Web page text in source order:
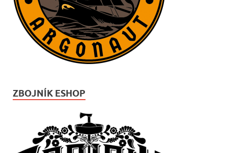
ZBOJNÍK ESHOP